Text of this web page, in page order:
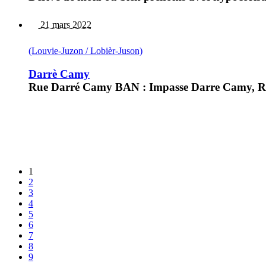
21 mars 2022
(Louvie-Juzon / Lobièr-Juson)
Darrè Camy
Rue Darré Camy BAN : Impasse Darre Camy,
1
2
3
4
5
6
7
8
9